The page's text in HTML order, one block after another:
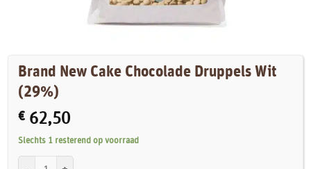
Brand New Cake Chocolade Druppels Wit
(29%)
€ 62,50
Slechts 1 resterend op voorraad